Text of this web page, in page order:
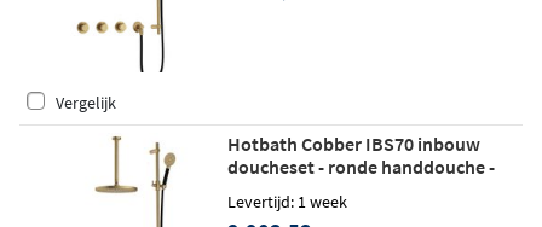
Vergelijk
Hotbath Cobber IBS70 inbouw
doucheset - ronde handdouche -
plafondbuis - glijstang - geborsteld
Levertijd: 1 week